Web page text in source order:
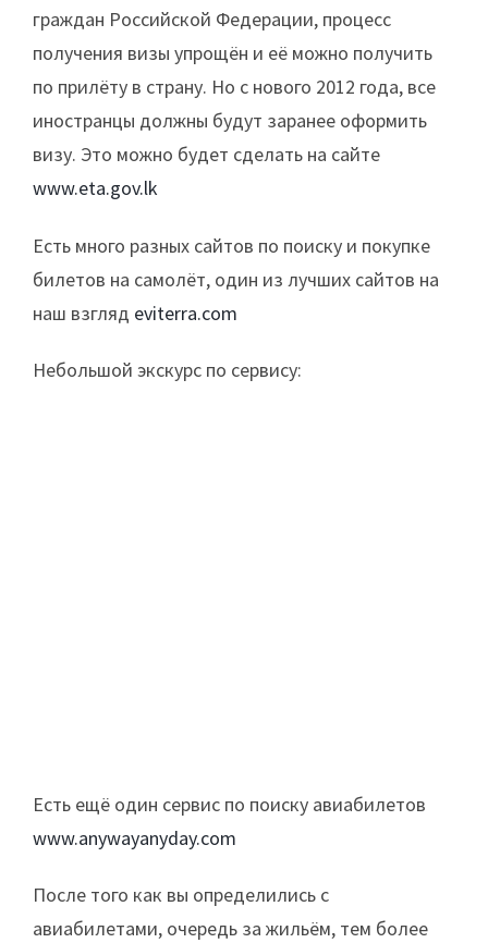
граждан Российской Федерации, процесс
получения визы упрощён и её можно получить
по прилёту в страну. Но с нового 2012 года, все
иностранцы должны будут заранее оформить
визу. Это можно будет сделать на сайте
www.eta.gov.lk
Есть много разных сайтов по поиску и покупке
билетов на самолёт, один из лучших сайтов на
наш взгляд eviterra.com
Небольшой экскурс по сервису:
Есть ещё один сервис по поиску авиабилетов
www.anywayanyday.com
После того как вы определились с
авиабилетами, очередь за жильём, тем более